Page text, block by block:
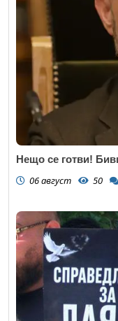
Нещо се готви!
06 август 50